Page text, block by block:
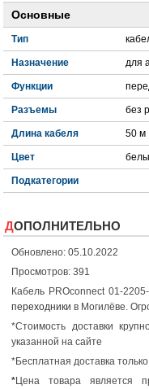
Основные
Тип
Назначение для
Функции
Разъемы без
Длина кабеля 50 м
Цвет
Подкатегории
ДОПОЛНИТЕЛЬНО
Обновлено: 05.10.2022
Просмотров: 391
Кабель PROconnect 01-
переходники в Могилёве.
*Стоимость доставки
указанной на сайте
*Бесплатная доставка
*Цена товара является